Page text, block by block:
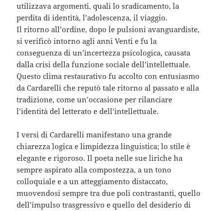
utilizzava argomenti, quali lo sradicamento, la
perdita di identità, l’adolescenza, il viaggio.
Il ritorno all’ordine, dopo le pulsioni avanguardiste,
si verificò intorno agli anni Venti e fu la
conseguenza di un’incertezza psicologica, causata
dalla crisi della funzione sociale dell’intellettuale.
Questo clima restaurativo fu accolto con entusiasmo
da Cardarelli che reputò tale ritorno al passato e alla
tradizione, come un’occasione per rilanciare
l’identità del letterato e dell’intellettuale.
I versi di Cardarelli manifestano una grande
chiarezza logica e limpidezza linguistica; lo stile è
elegante e rigoroso. Il poeta nelle sue liriche ha
sempre aspirato alla compostezza, a un tono
colloquiale e a un atteggiamento distaccato,
muovendosi sempre tra due poli contrastanti, quello
dell’impulso trasgressivo e quello del desiderio di